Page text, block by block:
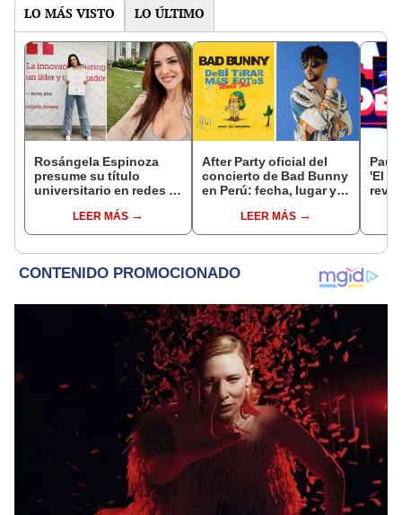
LO MÁS VISTO LO ÚLTIMO
Rosángela Espinoza
presume su título
universitario en redes y
“Dejad que los perros
hablen”
LEER MÁS
After Party oficial del
concierto de Bad Bunny
en Perú: fecha, lugar y
del evento en Lima
LEER MÁS
Paul
'El